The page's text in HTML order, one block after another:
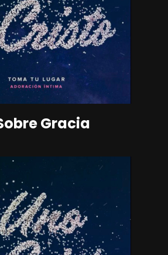
Gracia